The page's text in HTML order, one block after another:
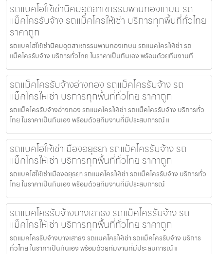
รถแบคโฮให้เช่านิคมอุตสาหกรรมพานทองเกษม รถ
แม็คโครรับจ้าง รถแม็คโครให้เช่า บริการทุกพื้นที่ทั่วไทย
ราคาถูก
รถแบคโฮให้เช่านิคมอุตสาหกรรมพานทองเกษม รถแมคโครให้เช่า รถ
แม็คโครรับจ้าง บริการทั่วไทย ในราคาเป็นกันเอง พร้อมด้วยทีมงานที
รถแม็คโครรับจ้างอ่างทอง รถแม็คโครรับจ้าง รถ
แม็คโครให้เช่า บริการทุกพื้นที่ทั่วไทย ราคาถูก
รถแม็คโครรับจ้างอ่างทอง รถแมคโครให้เช่า รถแม็คโครรับจ้าง บริการทั่ว
ไทย ในราคาเป็นกันเอง พร้อมด้วยทีมงานที่มีประสบการณ์ แ
รถแบคโฮให้เช่าเมืองอยุธยา รถแม็คโครรับจ้าง รถ
แม็คโครให้เช่า บริการทุกพื้นที่ทั่วไทย ราคาถูก
รถแบคโฮให้เช่าเมืองอยุธยา รถแมคโครให้เช่า รถแม็คโครรับจ้าง บริการทั่ว
ไทย ในราคาเป็นกันเอง พร้อมด้วยทีมงานที่มีประสบการณ์
รถแมคโครรับจ้างบางเสาธง รถแม็คโครรับจ้าง รถ
แม็คโครให้เช่า บริการทุกพื้นที่ทั่วไทย ราคาถูก
รถแมคโครรับจ้างบางเสาธง รถแมคโครให้เช่า รถแม็คโครรับจ้าง บริการ
ทั่วไทย ในราคาเป็นกันเอง พร้อมด้วยทีมงานที่มีประสบการณ์ แ